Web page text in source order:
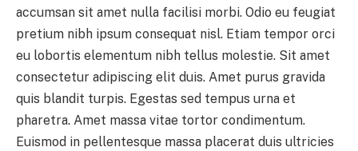
accumsan sit amet nulla facilisi morbi. Odio eu feugiat
pretium nibh ipsum consequat nisl. Etiam tempor orci
eu lobortis elementum nibh tellus molestie. Sit amet
consectetur adipiscing elit duis. Amet purus gravida
quis blandit turpis. Egestas sed tempus urna et
pharetra. Amet massa vitae tortor condimentum.
Euismod in pellentesque massa placerat duis ultricies